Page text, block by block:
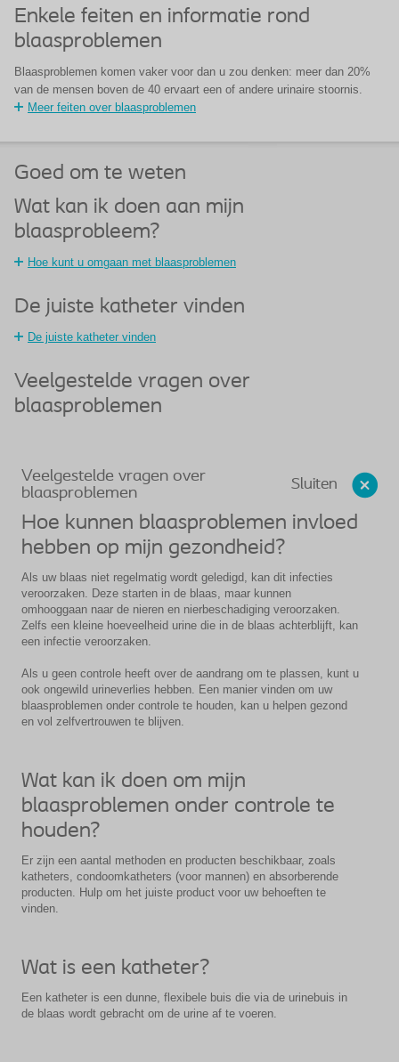
Enkele feiten en informatie rond
blaasproblemen
Blaasproblemen komen vaker voor dan u zou denken: meer dan 20%
van de mensen boven de 40 ervaart een of andere urinaire stoornis.
Meer feiten over blaasproblemen
Goed om te weten
Wat kan ik doen aan mijn
blaasprobleem?
Hoe kunt u omgaan met blaasproblemen
De juiste katheter vinden
De juiste katheter vinden
Veelgestelde vragen over
blaasproblemen
Sluiten
Veelgestelde vragen over
blaasproblemen
Hoe kunnen blaasproblemen invloed
hebben op mijn gezondheid?
Als uw blaas niet regelmatig wordt geledigd, kan dit infecties
veroorzaken. Deze starten in de blaas, maar kunnen
omhooggaan naar de nieren en nierbeschadiging veroorzaken.
Zelfs een kleine hoeveelheid urine die in de blaas achterblijft, kan
een infectie veroorzaken.
Als u geen controle heeft over de aandrang om te plassen, kunt u
ook ongewild urineverlies hebben. Een manier vinden om uw
blaasproblemen onder controle te houden, kan u helpen gezond
en vol zelfvertrouwen te blijven.
Wat kan ik doen om mijn
blaasproblemen onder controle te
houden?
Er zijn een aantal methoden en producten beschikbaar, zoals
katheters, condoomkatheters (voor mannen) en absorberende
producten. Hulp om het juiste product voor uw behoeften te
vinden.
Wat is een katheter?
Een katheter is een dunne, flexibele buis die via de urinebuis in
de blaas wordt gebracht om de urine af te voeren.